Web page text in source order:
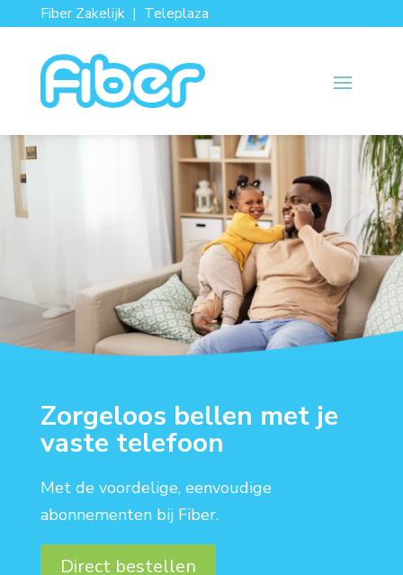
Fiber Zakelijk| Teleplaza
Zorgeloos bellen met je
vaste telefoon
Met de voordelige, eenvoudige
abonnementen bij Fiber.
Direct bestellen